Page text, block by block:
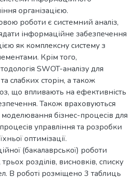
організацією.
роботи є системний аналіз,
інформаційне забезпечення
як комплексну систему з
Крім того,
SWOT-аналізу для
слабких сторін, а також
що впливають на ефективність
Також враховуються
бізнес-процесів для
управління та розробки
оптимізації.
(бакалаврської) роботи
трьох розділів, висновків, списку
В роботі розміщено 3 таблиць